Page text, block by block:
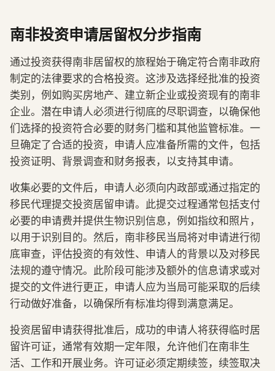
南非投资申请居留权分步指南
通过投资获得南非居留权的旅程始于确定符合南非政府
制定的法律要求的合格投资。这涉及选择经批准的投资
类别，例如购买房地产、建立新企业或投资现有的南非
企业。潜在申请人必须进行彻底的尽职调查，以确保他
们选择的投资符合必要的财务门槛和其他监管标准。一
旦确定了合适的投资，申请人应准备所需的文件，包括
投资证明、背景调查和财务报表，以支持其申请。
收集必要的文件后，申请人必须向内政部或通过指定的
移民代理提交投资居留申请。此提交过程通常包括支付
必要的申请费并提供生物识别信息，例如指纹和照片，
以用于识别目的。然后，南非移民当局将对申请进行彻
底审查，评估投资的有效性、申请人的背景以及对移民
法规的遵守情况。此阶段可能涉及额外的信息请求或对
提交的文件进行更正，申请人应为当局可能采取的后续
行动做好准备，以确保所有标准均得到满意满足。
投资居留申请获得批准后，成功的申请人将获得临时居
留许可证，通常有效期一定年限，允许他们在南非生
活、工作和开展业务。许可证必须定期续签，续签取决